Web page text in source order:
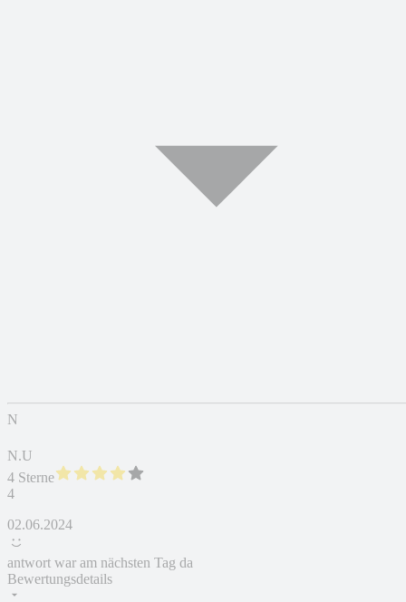
N
N.U
4 Sterne
4
02.06.2024
antwort war am nächsten Tag da
Bewertungsdetails